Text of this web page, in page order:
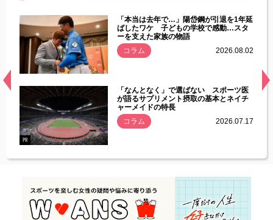
常
「本当は去年で…」陽岱鋼が引退を1年延
ばしたワケ 子どもの学校で感動…スタ
ーを支えた家族の物語
コラム
2026.08.02
PR
「なんとなく」で選ばない スポーツ医
が語るサプリメント摂取の基本とネイチ
ャーメイドの特長
コラム
2026.07.17